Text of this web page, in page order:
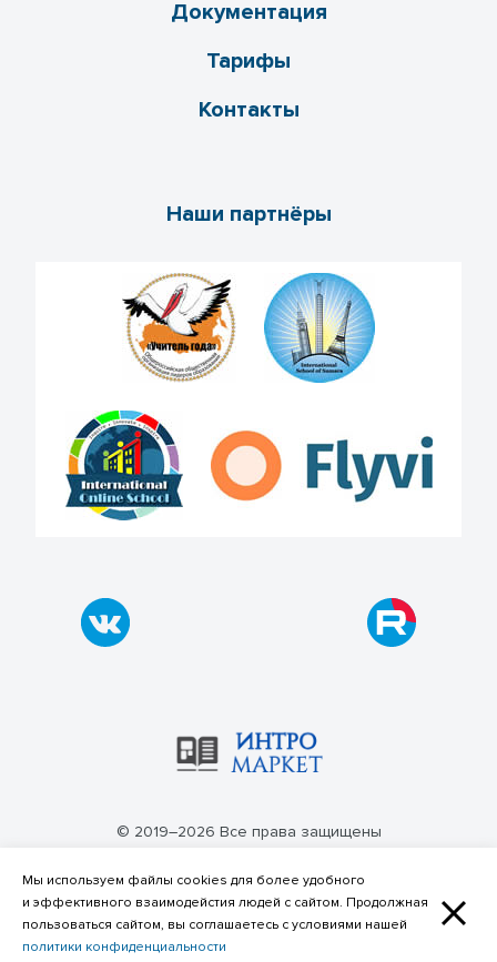
Документация
Тарифы
Контакты
Наши партнёры
© 2019–2026 Все права защищены
Политика конфиденциальности
Мы используем файлы cookies для более удобного
и эффективного взаимодейстия людей с сайтом. Продолжная
пользоваться сайтом, вы соглашаетесь с условиями нашей
политики конфиденциальности